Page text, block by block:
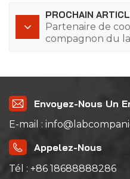
PROCHAIN
Partenaire de
compagnon du
étrangère de
Envoyez-Nous Un
E-mail :
Appelez-Nous
Tél : +86 18688888286